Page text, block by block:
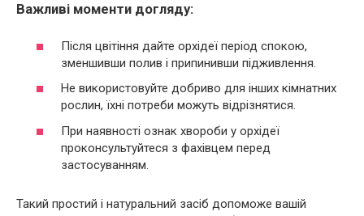
Важливі моменти догляду:
Після цвітіння дайте орхідеї період спокою,
зменшивши полив і припинивши підживлення.
Не використовуйте добриво для інших кімнатних
рослин, їхні потреби можуть відрізнятися.
При наявності ознак хвороби у орхідеї
проконсультуйтеся з фахівцем перед
застосуванням.
Такий простий і натуральний засіб допоможе вашій